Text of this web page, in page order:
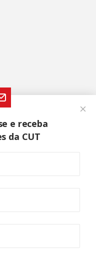
e receba
da CUT